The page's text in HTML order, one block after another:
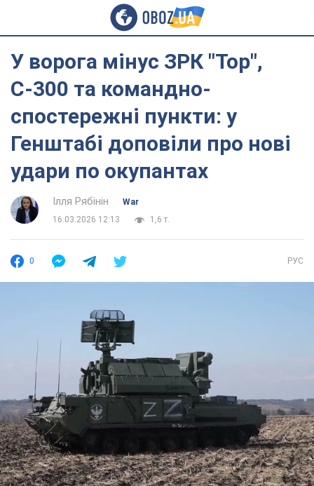
У ворога мінус ЗРК "Тор",
С-300 та командно-
спостережні пункти: у
Генштабі доповіли про нові
удари по окупантах
Ілля Рябінін
War
16.03.2026 12:13
1,6 т.
0 РУС